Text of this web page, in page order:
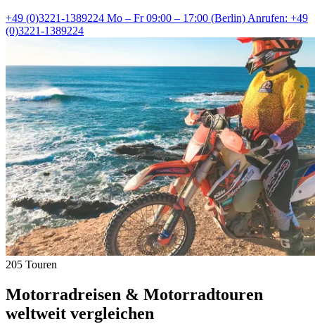
+49 (0)3221-1389224 Mo – Fr 09:00 – 17:00 (Berlin)Anrufen: +49
(0)3221-1389224
205 Touren
Motorradreisen & Motorradtouren
weltweit vergleichen